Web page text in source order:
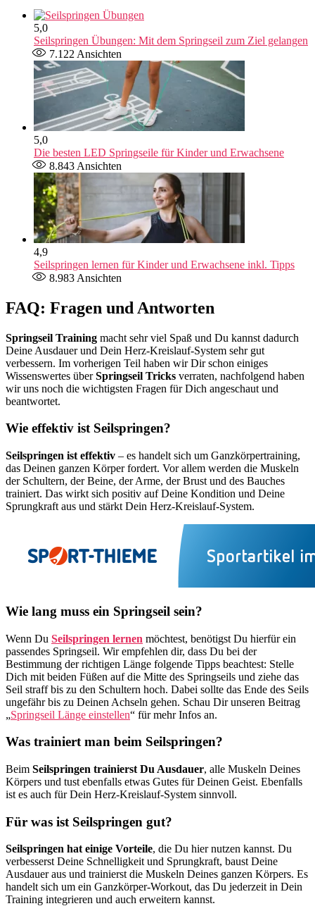
5,0
Seilspringen Übungen: Mit dem Springseil zum Ziel gelangen
7.122 Ansichten
5,0
Die besten LED Springseile für Kinder und Erwachsene
8.843 Ansichten
4,9
Seilspringen lernen für Kinder und Erwachsene inkl. Tipps
8.983 Ansichten
FAQ: Fragen und Antworten
Springseil Training macht sehr viel Spaß und Du kannst dadurch
Deine Ausdauer und Dein Herz-Kreislauf-System sehr gut
verbessern. Im vorherigen Teil haben wir Dir schon einiges
Wissenswertes überSpringseil Tricks verraten, nachfolgend haben
wir uns noch die wichtigsten Fragen für Dich angeschaut und
beantwortet.
Wie effektiv ist Seilspringen?
Seilspringen ist effektiv – es handelt sich um Ganzkörpertraining,
das Deinen ganzen Körper fordert. Vor allem werden die Muskeln
der Schultern, der Beine, der Arme, der Brust und des Bauches
trainiert. Das wirkt sich positiv auf Deine Kondition und Deine
Sprungkraft aus und stärkt Dein Herz-Kreislauf-System.
Wie lang muss ein Springseil sein?
Wenn Du Seilspringen lernen möchtest, benötigst Du hierfür ein
passendes Springseil. Wir empfehlen dir, dass Du bei der
Bestimmung der richtigen Länge folgende Tipps beachtest: Stelle
Dich mit beiden Füßen auf die Mitte des Springseils und ziehe das
Seil straff bis zu den Schultern hoch. Dabei sollte das Ende des Seils
ungefähr bis zu Deinen Achseln gehen. Schau Dir unseren Beitrag
„Springseil Länge einstellen“ für mehr Infos an.
Was trainiert man beim Seilspringen?
Beim Seilspringen trainierst Du Ausdauer, alle Muskeln Deines
Körpers und tust ebenfalls etwas Gutes für Deinen Geist. Ebenfalls
ist es auch für Dein Herz-Kreislauf-System sinnvoll.
Für was ist Seilspringen gut?
Seilspringen hat einige Vorteile, die Du hier nutzen kannst. Du
verbesserst Deine Schnelligkeit und Sprungkraft, baust Deine
Ausdauer aus und trainierst die Muskeln Deines ganzen Körpers. Es
handelt sich um ein Ganzkörper-Workout, das Du jederzeit in Dein
Training integrieren und auch erweitern kannst.